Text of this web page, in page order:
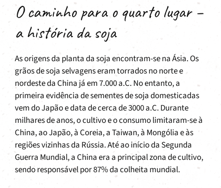
O caminho para o quarto lugar –
a história da soja
As origens da planta da soja encontram-se na Ásia. Os
grãos de soja selvagens eram torrados no norte e
nordeste da China já em 7.000 a.C. No entanto, a
primeira evidência de sementes de soja domesticadas
vem do Japão e data de cerca de 3000 a.C. Durante
milhares de anos, o cultivo e o consumo limitaram-se à
China, ao Japão, à Coreia, a Taiwan, à Mongólia e às
regiões vizinhas da Rússia. Até ao início da Segunda
Guerra Mundial, a China era a principal zona de cultivo,
sendo responsável por 87% da colheita mundial.